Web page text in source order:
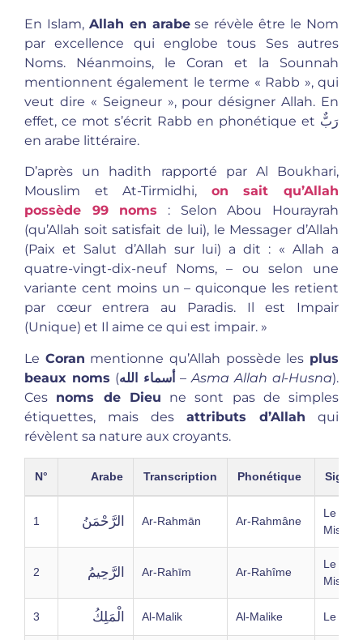
En Islam, Allah en arabese révèle être le Nom
par excellence qui englobe tous Ses autres
Noms. Néanmoins, le Coran et la Sounnah
mentionnent également le terme « Rabb », qui
veut dire « Seigneur », pour désigner Allah. En
effet, ce mot s’écrit Rabb en phonétique et رَبٌّ
en arabe littéraire.
D’après un hadith rapporté par Al Boukhari,
Mouslim et At-Tirmidhi, on sait qu’Allah
possède 99 noms : Selon Abou Hourayrah
(qu’Allah soit satisfait de lui), le Messager d’Allah
(Paix et Salut d’Allah sur lui) a dit : « Allah a
quatre-vingt-dix-neuf Noms, – ou selon une
variante cent moins un – quiconque les retient
par cœur entrera au Paradis. Il est Impair
(Unique) et Il aime ce qui est impair. »
Le Coran mentionne qu’Allah possède les plus
beaux noms (أسماء الله – Asma Allah al-Husna).
Ces noms de Dieu ne sont pas de simples
étiquettes, mais des attributs d’Allah qui
révèlent sa nature aux croyants.
N° Arabe Transcription Phonétique
1 الرَّحْمَنُ Ar-Rahmān Ar-Rahmâne
Le
2 الرَّحِيمُ Ar-Rahīm Ar-Rahîme
Le
3 الْمَلِكُ Al-Malik Al-Malike Le